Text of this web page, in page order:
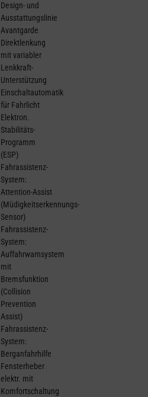
Design- und
Ausstattungslinie
Avantgarde
Direktlenkung
mit variabler
Lenkkraft-
Unterstützung
Einschaltautomatik
für Fahrlicht
Elektron.
Stabilitäts-
Programm
(ESP)
Fahrassistenz-
System:
Attention-Assist
(Müdigkeitserkennungs-
Sensor)
Fahrassistenz-
System:
Auffahrwarnsystem
mit
Bremsfunktion
(Collision
Prevention
Assist)
Fahrassistenz-
System:
Berganfahrhilfe
Fensterheber
elektr. mit
Komfortschaltung